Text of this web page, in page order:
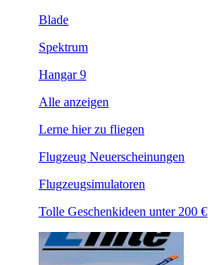
Blade
Spektrum
Hangar 9
Alle anzeigen
Lerne hier zu fliegen
Flugzeug Neuerscheinungen
Flugzeugsimulatoren
Tolle Geschenkideen unter 200 €